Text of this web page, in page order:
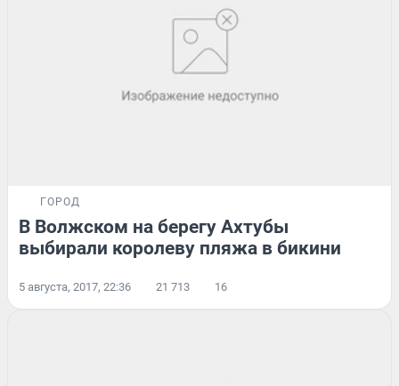
ГОРОД
В Волжском на берегу Ахтубы
выбирали королеву пляжа в бикини
5 августа, 2017, 22:36 21 713 16